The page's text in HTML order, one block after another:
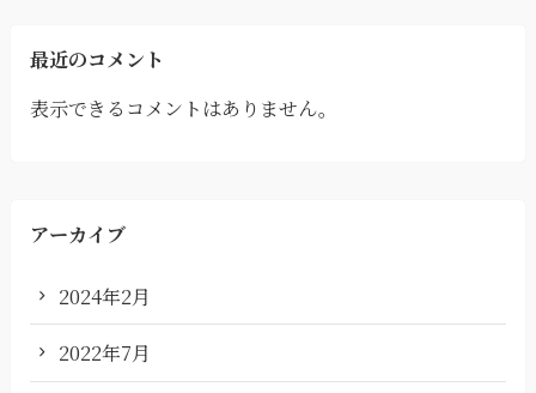
最近のコメント
表示できるコメントはありません。
アーカイブ
2024年2月
2022年7月